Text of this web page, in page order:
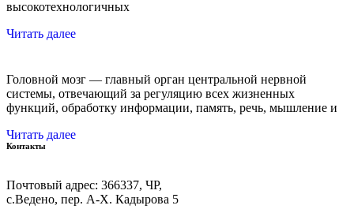
высокотехнологичных
Читать далее
Головной мозг — главный орган центральной нервной
системы, отвечающий за регуляцию всех жизненных
функций, обработку информации, память, речь, мышление и
Читать далее
Контакты
Почтовый адрес: 366337, ЧР,
с.Ведено, пер. А-Х. Кадыровa 5